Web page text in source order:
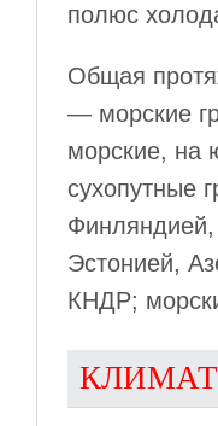
полюс
Общая
— морские
морские, на
сухопутные
Эстонией,
КНДР;
КЛИМАТ